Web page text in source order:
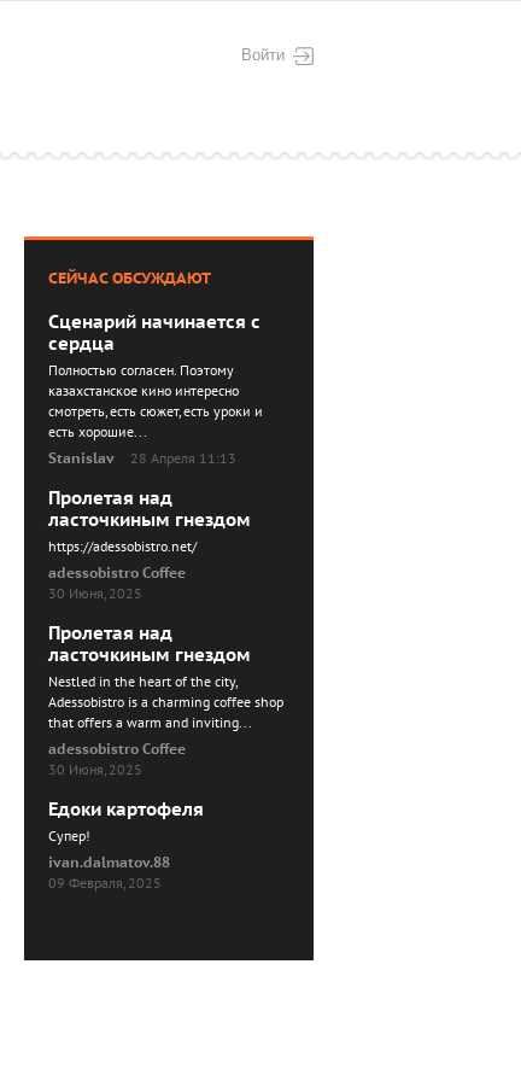
Войти
СЕЙЧАС ОБСУЖДАЮТ
Сценарий начинается с
сердца
Полностью согласен. Поэтому
казахстанское кино интересно
смотреть, есть сюжет, есть уроки и
есть хорошие...
Stanislav
28 Апреля 11:13
Пролетая над
ласточкиным гнездом
https://adessobistro.net/
adessobistro Coffee
30 Июня, 2025
Пролетая над
ласточкиным гнездом
Nestled in the heart of the city,
Adessobistro is a charming coffee shop
that offers a warm and inviting...
adessobistro Coffee
30 Июня, 2025
Едоки картофеля
Cупер!
ivan.dalmatov.88
09 Февраля, 2025